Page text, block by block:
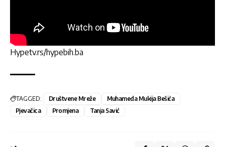
Hypetv.rs/hypebih.ba
TAGGED: Društvene Mreže
Muhameda Mukija Bešića
Pjevačica
Promjena Tanja Savić